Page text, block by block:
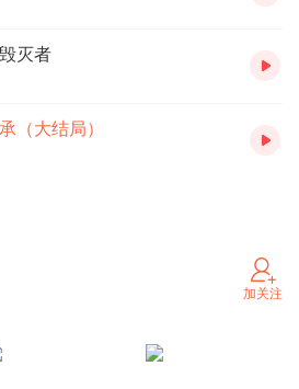
灭者
（大结局）
加关注